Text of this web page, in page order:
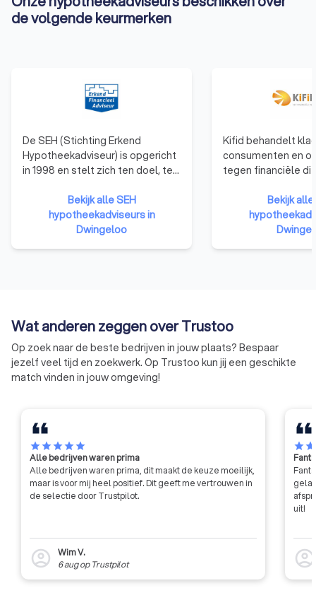
de volgende keurmerken
De SEH (Stichting Erkend
Hypotheekadviseur) is opgericht
in 1998 en stelt zich ten doel, ten
aan de consument, de
voorwaarden voor de financieel
adviseur te scheppen om zijn
Bekijk alle SEH
hypotheekadviseurs in
Dwingeloo
Kifid behandelt
consumenten en
tegen financiële
klachteninstituut.
adviseurs en
Bekijk
Wat anderen zeggen over Trustoo
Op zoek naar de beste bedrijven in jouw plaats? Bespaar
jezelf veel tijd en zoekwerk. Op Trustoo kun jij een geschikte
match vinden in jouw omgeving!
starstarstarstarstar
Alle bedrijven waren prima
Alle bedrijven waren prima, dit maakt de keuze moeilijk,
maar is voor mij heel positief. Dit geeft me vertrouwen in
de selectie door Trustpilot.
account_circle
Wim V.
6 augop Trustpilot
starstar
uit!
account_circle